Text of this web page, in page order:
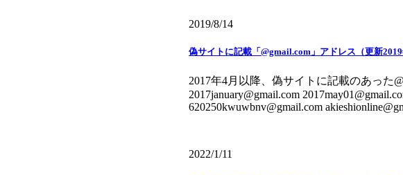
2019/8/14
偽サイトに記載「@gmail.com」アドレス（更新2019
2017年4月以降、偽サイトに記載のあった
2017january@gmail.com
620250kwuwbnv@gmail.com
2022/1/11